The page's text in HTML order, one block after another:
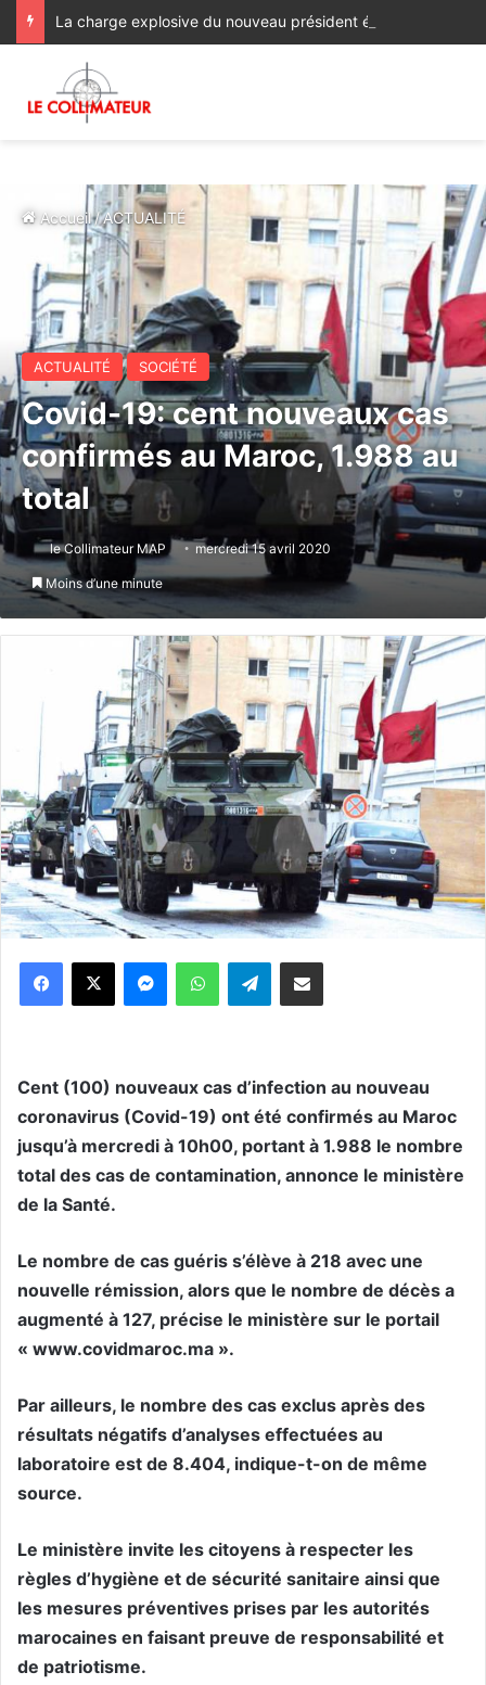
Accueil/ACTUALITÉ
ACTUALITÉ SOCIÉTÉ
Covid-19: cent nouveaux cas
confirmés au Maroc, 1.988 au
total
le Collimateur MAP mercredi 15 avril 2020
Moins d’une minute
WhatsApp Telegram
Cent (100) nouveaux cas d’infection au nouveau
coronavirus (Covid-19) ont été confirmés au Maroc
jusqu’à mercredi à 10h00, portant à 1.988 le nombre
total des cas de contamination, annonce le ministère
de la Santé.
Le nombre de cas guéris s’élève à 218 avec une
nouvelle rémission, alors que le nombre de décès a
augmenté à 127, précise le ministère sur le portail
« www.covidmaroc.ma ».
Par ailleurs, le nombre des cas exclus après des
résultats négatifs d’analyses effectuées au
laboratoire est de 8.404, indique-t-on de même
source.
Le ministère invite les citoyens à respecter les
règles d’hygiène et de sécurité sanitaire ainsi que
les mesures préventives prises par les autorités
marocaines en faisant preuve de responsabilité et
de patriotisme.